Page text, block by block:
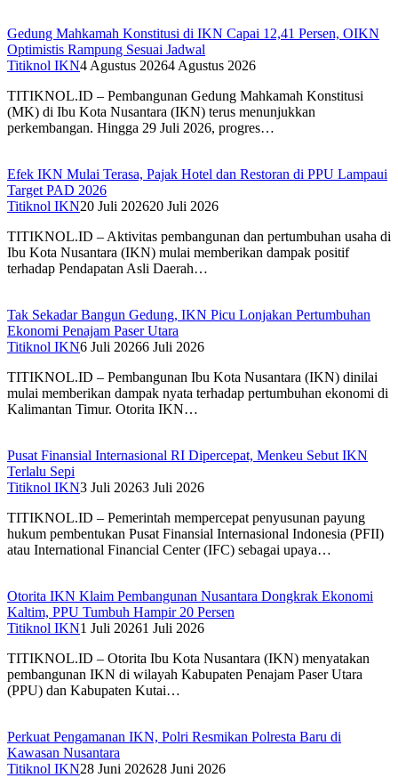
Gedung Mahkamah Konstitusi di IKN Capai 12,41 Persen, OIKN
Optimistis Rampung Sesuai Jadwal
Titiknol IKN4 Agustus 20264 Agustus 2026
TITIKNOL.ID – Pembangunan Gedung Mahkamah Konstitusi
(MK) di Ibu Kota Nusantara (IKN) terus menunjukkan
perkembangan. Hingga 29 Juli 2026, progres…
Efek IKN Mulai Terasa, Pajak Hotel dan Restoran di PPU Lampaui
Target PAD 2026‎
Titiknol IKN20 Juli 202620 Juli 2026
TITIKNOL.ID – Aktivitas pembangunan dan pertumbuhan usaha di
Ibu Kota Nusantara (IKN) mulai memberikan dampak positif
terhadap Pendapatan Asli Daerah…
Tak Sekadar Bangun Gedung, IKN Picu Lonjakan Pertumbuhan
Ekonomi Penajam Paser Utara
Titiknol IKN6 Juli 20266 Juli 2026
TITIKNOL.ID – Pembangunan Ibu Kota Nusantara (IKN) dinilai
mulai memberikan dampak nyata terhadap pertumbuhan ekonomi di
Kalimantan Timur. Otorita IKN…
Pusat Finansial Internasional RI Dipercepat, Menkeu Sebut IKN
Terlalu Sepi
Titiknol IKN3 Juli 20263 Juli 2026
TITIKNOL.ID – Pemerintah mempercepat penyusunan payung
hukum pembentukan Pusat Finansial Internasional Indonesia (PFII)
atau International Financial Center (IFC) sebagai upaya…
Otorita IKN Klaim Pembangunan Nusantara Dongkrak Ekonomi
Kaltim, PPU Tumbuh Hampir 20 Persen
Titiknol IKN1 Juli 20261 Juli 2026
TITIKNOL.ID – Otorita Ibu Kota Nusantara (IKN) menyatakan
pembangunan IKN di wilayah Kabupaten Penajam Paser Utara
(PPU) dan Kabupaten Kutai…
Perkuat Pengamanan IKN, Polri Resmikan Polresta Baru di
Kawasan Nusantara
Titiknol IKN28 Juni 202628 Juni 2026